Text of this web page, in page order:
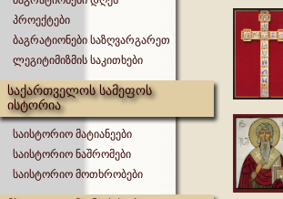
პროექტები
ბაგრატიონები საზღვარგარეთ
ლეგიტიმიზმის საკითხები
საქართველოს სამეფოს
ისტორია
საისტორიო მატიანეები
საისტორიო ნაშრომები
საისტორიო მოთხრობები